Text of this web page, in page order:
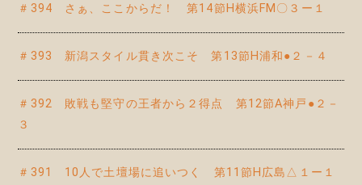
＃394 さぁ、ここからだ！ 第14節H横浜FM〇３ー１
＃393 新潟スタイル貫き次こそ 第13節H浦和●２－４
＃392 敗戦も堅守の王者から２得点 第12節A神戸●２－
３
＃391 10人で土壇場に追いつく 第11節H広島△１ー１